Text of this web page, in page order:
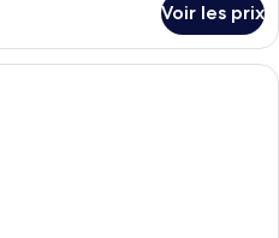
Voir les prix
Une chambre spacieuse avec un